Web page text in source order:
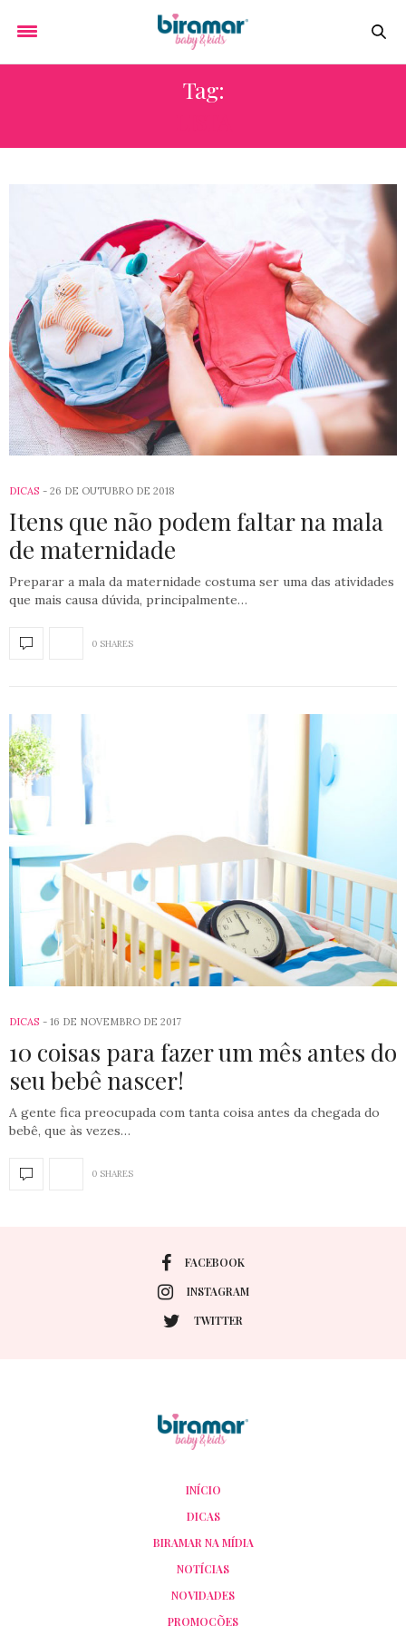
Tag:
DICAS 26 DE OUTUBRO DE 2018
Itens que não podem faltar na mala
de maternidade
Preparar a mala da maternidade costuma ser uma das atividades
que mais causa dúvida, principalmente…
0 SHARES
DICAS 16 DE NOVEMBRO DE 2017
10 coisas para fazer um mês antes do
seu bebê nascer!
A gente fica preocupada com tanta coisa antes da chegada do
bebê, que às vezes…
0 SHARES
FACEBOOK
INSTAGRAM
TWITTER
INÍCIO
DICAS
BIRAMAR NA MÍDIA
NOTÍCIAS
NOVIDADES
PROMOÇÕES